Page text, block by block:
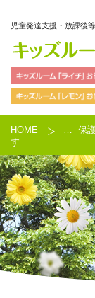
児童発達支援・放課後
HOME … 保
す